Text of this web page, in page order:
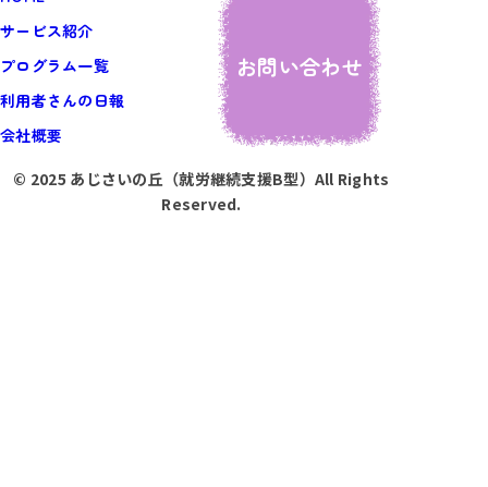
サービス紹介
プログラム一覧
利用者さんの日報
会社概要
お問い合わせ
© 2025 あじさいの丘（就労継続支援B型）All Rights
Reserved.